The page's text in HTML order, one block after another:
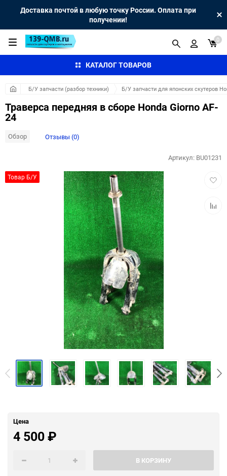
Доставка почтой в любую точку России. Оплата при
получении!
КАТАЛОГ ТОВАРОВ
0
Б/У запчасти (разбор техники) Б/У запчасти для японских скутеров
Траверса передняя в сборе Honda Giorno AF-
24
Обзор Отзывы (0)
Товар Б/У
Артикул: BU01231
Цена
4 500₽
В КОРЗИНУ